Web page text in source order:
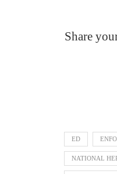
Share
ED
NATIONAL